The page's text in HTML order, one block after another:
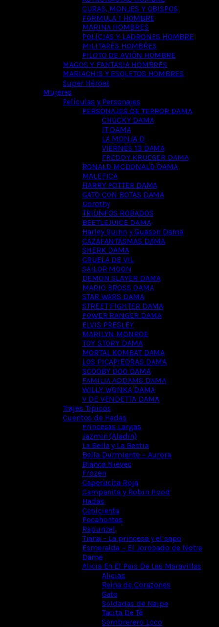
CURAS, MONJES Y OBISPOS
FORMULA 1 HOMBRE
MARINA HOMBRES
POLICIAS Y LADRONES HOMBRE
MILITARES HOMBRES
PILOTO DE AVIÓN HOMBRE
MAGOS Y FANTASIA HOMBRES
MARIACHIS Y ESQLETOS HOMBRES
Super Héroes
Mujeres
Películas y Personajes
PERSONAJES DE TERROR DAMA
CHUCKY DAMA
IT DAMA
LA MONJA D
VIERNES 13 DAMA
FREDDY KRUEGER DAMA
RONALD MCDONALD DAMA
MALEFICA
HARRY POTTER DAMA
GATO CON BOTAS DAMA
Dorothy
TRIUNFOS ROBADOS
BEETLEJUICE DAMA
Harley Quinn y Guason Dama
CAZAFANTASMAS DAMA
SHERK DAMA
CRUELA DE VIL
SAILOR MOON
DEMON SLAYER DAMA
MARIO BROSS DAMA
STAR WARS DAMA
STREET FIGHTER DAMA
POWER RANGER DAMA
ELVIS PRESLEY
MARILYN MONROE
TOY STORY DAMA
MORTAL KOMBAT DAMA
LOS PICAPIEDRAS DAMA
SCOOBY DOO DAMA
FAMILIA ADDAMS DAMA
WILLY WONKA DAMA
V DE VENDETTA DAMA
Trajes Típicos
Cuentos de Hadas
Princesas Largas
Jazmin (Aladin)
La Bella y La Bestia
Bella Durmiente – Aurora
Blanca Nieves
Frozen
Caperucita Roja
Campanita y Robin Hood
Hadas
Cenicienta
Pocahontas
Rapunzel
Tiana – La princesa y el sapo
Esmeralda – El Jorobado de Notre
Dame
Alicia En El Pais De Las Maravillas
Alicias
Reina de Corazones
Gato
Soldadas de Naipe
Tacita De Té
Sombrerero Loco